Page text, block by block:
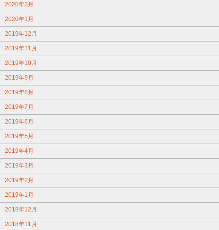
2020年3月
2020年1月
2019年12月
2019年11月
2019年10月
2019年9月
2019年8月
2019年7月
2019年6月
2019年5月
2019年4月
2019年3月
2019年2月
2019年1月
2018年12月
2018年11月